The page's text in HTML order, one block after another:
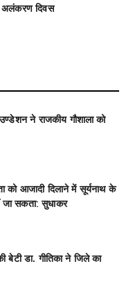
अलंकरण दिवस
ने राजकीय गौशाला को
को आजादी दिलाने में सूर्यनाथ के
जा सकता: सुधाकर
डा. गीतिका ने जिले का